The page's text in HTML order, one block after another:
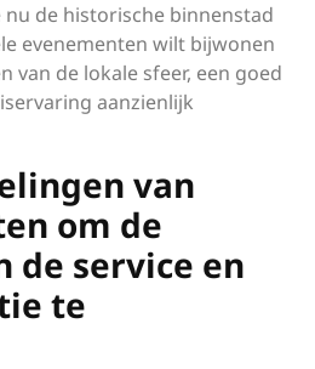
de historische binnenstad
evenementen wilt bijwonen
van de lokale sfeer, een goed
aanzienlijk
van
om de
de service en
te